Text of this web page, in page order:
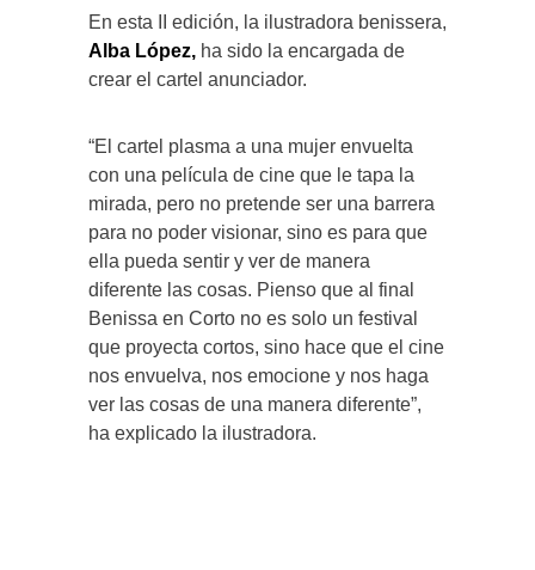
En esta II edición, la ilustradora benissera,
Alba López, ha sido la encargada de
crear el cartel anunciador.
“El cartel plasma a una mujer envuelta
con una película de cine que le tapa la
mirada, pero no pretende ser una barrera
para no poder visionar, sino es para que
ella pueda sentir y ver de manera
diferente las cosas. Pienso que al final
Benissa en Corto no es solo un festival
que proyecta cortos, sino hace que el cine
nos envuelva, nos emocione y nos haga
ver las cosas de una manera diferente”,
ha explicado la ilustradora.